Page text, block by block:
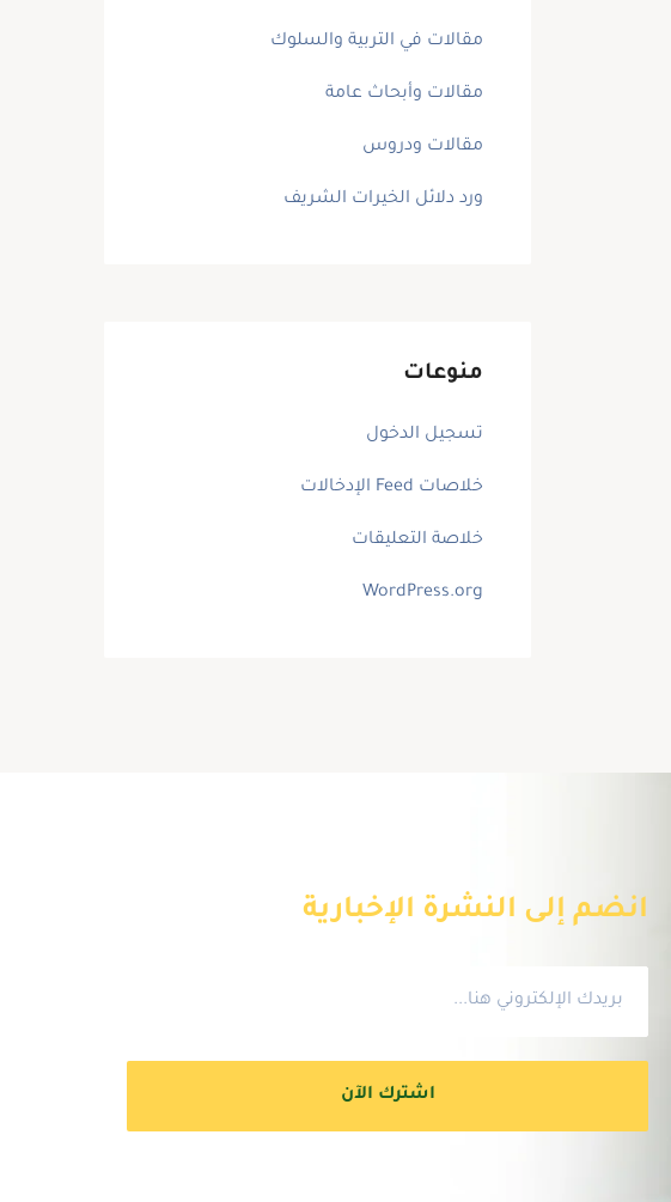
مقالات في التربية والسلوك
مقالات وأبحاث عامة
مقالات ودروس
ورد دلائل الخيرات الشريف
منوعات
تسجيل الدخول
خلاصات Feed الإدخالات
خلاصة التعليقات
WordPress.org
انضم إلى النشرة الإخبارية
اشترك الآن